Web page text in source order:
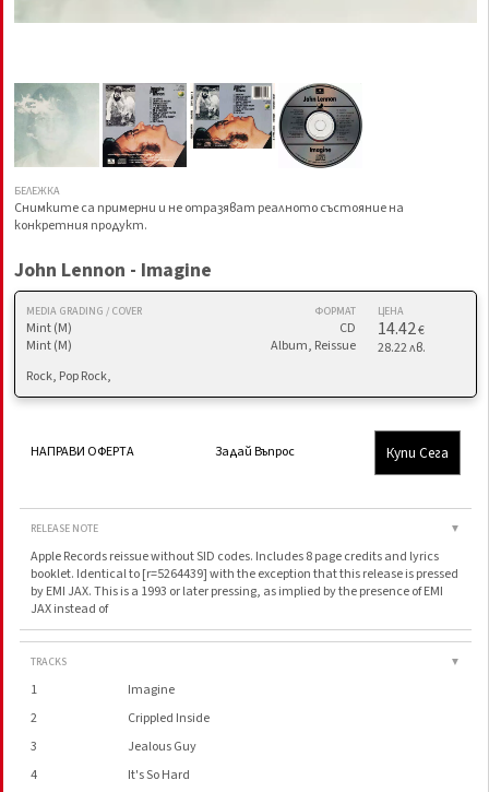
БЕЛЕЖКА
Снимките са примерни и не отразяват реалното състояние на
конкретния продукт.
John Lennon - Imagine
MEDIA GRADING / COVER
Mint (M)
Mint (M)
ФОРМАТ
CD
Album, Reissue
ЦЕНА
14.42€
28.22 лв.
Rock, Pop Rock,
НАПРАВИ ОФЕРТА Задай Въпрос Купи Сега
RELEASE NOTE ▼
Apple Records reissue without SID codes. Includes 8 page credits and lyrics
booklet. Identical to [r=5264439] with the exception that this release is pressed
by EMI JAX. This is a 1993 or later pressing, as implied by the presence of EMI
JAX instead of
TRACKS ▼
1
Imagine
2
Crippled Inside
3
Jealous Guy
4
It's So Hard